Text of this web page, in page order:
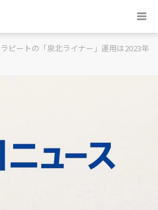
ラピートの「泉北ライナー」運用は2023年